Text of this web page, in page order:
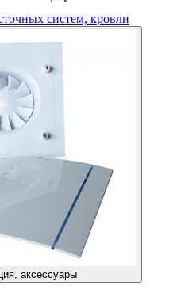
систем, кровли
аксессуары